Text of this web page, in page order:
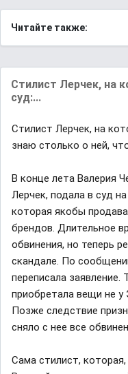
Читайте также:
Стилист Лерчек, на
суд:...
Стилист Лерчек, на
знаю столько о ней,
В конце лета Валерия
Лерчек, подала в суд
которая якобы
брендов. Длительное
обвинения, но теперь
скандале. По
переписала заявление.
приобретала вещи не у
Позже следствие
сняло с нее все
Сама стилист,